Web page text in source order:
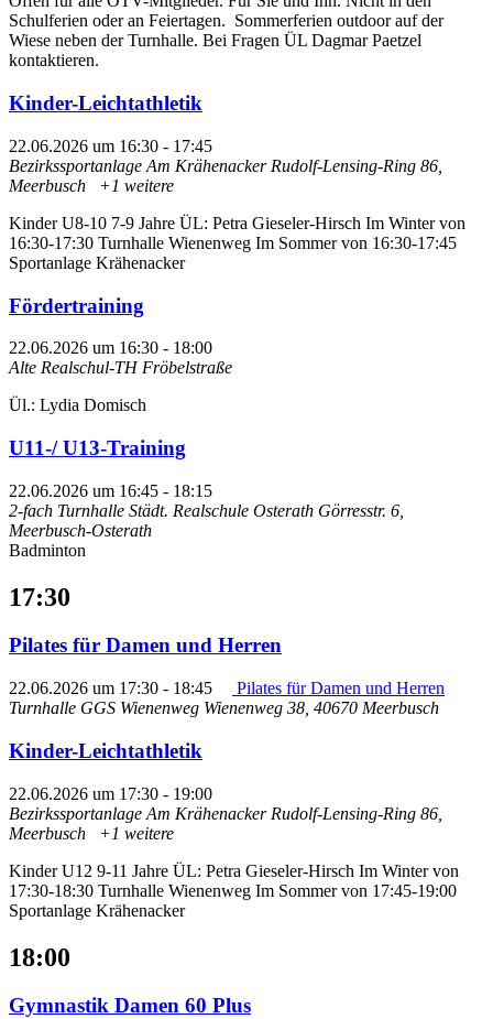
Schulferien oder an Feiertagen. Sommerferien outdoor auf der
Wiese neben der Turnhalle. Bei Fragen ÜL Dagmar Paetzel
kontaktieren.
Kinder-Leichtathletik
22.06.2026 um 16:30 - 17:45
Bezirkssportanlage Am Krähenacker Rudolf-Lensing-Ring 86,
Meerbusch
+1 weitere
Kinder U8-10 7-9 Jahre ÜL: Petra Gieseler-Hirsch Im Winter von
16:30-17:30 Turnhalle Wienenweg Im Sommer von 16:30-17:45
Sportanlage Krähenacker
Fördertraining
22.06.2026 um 16:30 - 18:00
Alte Realschul-TH Fröbelstraße
Ül.: Lydia Domisch
U11-/ U13-Training
22.06.2026 um 16:45 - 18:15
2-fach Turnhalle Städt. Realschule Osterath Görresstr. 6,
Meerbusch-Osterath
Badminton
17:30
Pilates für Damen und Herren
22.06.2026 um 17:30 - 18:45
Pilates für Damen und Herren
Turnhalle GGS Wienenweg Wienenweg 38, 40670 Meerbusch
Kinder-Leichtathletik
22.06.2026 um 17:30 - 19:00
Bezirkssportanlage Am Krähenacker Rudolf-Lensing-Ring 86,
Meerbusch
+1 weitere
Kinder U12 9-11 Jahre ÜL: Petra Gieseler-Hirsch Im Winter von
17:30-18:30 Turnhalle Wienenweg Im Sommer von 17:45-19:00
Sportanlage Krähenacker
18:00
Gymnastik Damen 60 Plus